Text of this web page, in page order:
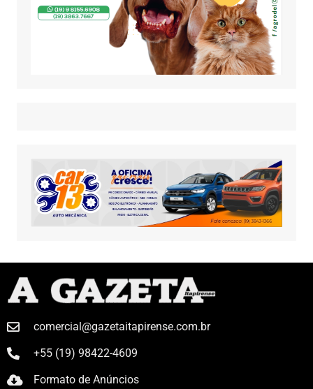
comercial@gazetaitapirense.com.br
+55 (19) 98422-4609
Formato de Anúncios